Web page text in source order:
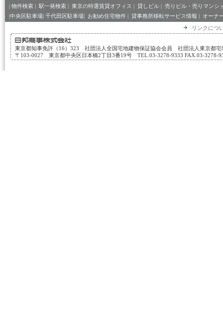
| 物件検索 | 駅一発検索 | 東京の特選賃貸オフィス | 貸しビル | 売りビル・売りマンシ
|中央区駐車場| 千代田区駐車場| お勧め住宅物件 | 貸事務所移転サービス情報 | オーナ
リンクにつ
東京都知事免許（16）323 社団法人全国宅地建物保証協会会員 社団法人東京都宅
〒103-0027 東京都中央区日本橋2丁目3番19号 TEL.03-3278-9333 FAX.03-3278-